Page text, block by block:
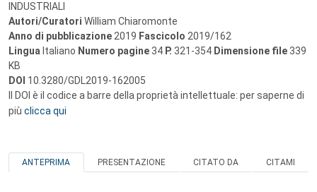
INDUSTRIALI
Autori/Curatori William Chiaromonte
Anno di pubblicazione 2019 Fascicolo 2019/162
Lingua Italiano Numero pagine 34 P. 321-354 Dimensione file 339
KB
DOI 10.3280/GDL2019-162005
Il DOI è il codice a barre della proprietà intellettuale: per saperne di
più clicca qui
ANTEPRIMA PRESENTAZIONE CITATO DA CITAMI